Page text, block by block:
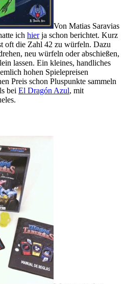
Von Matias Saravias
ich hierja schon berichtet. Kurz
oft die Zahl 42 zu würfeln. Dazu
neu würfeln oder abschießen,
lassen. Ein kleines, handliches
hohen Spielepreisen
Preis schon Pluspunkte sammeln
bei El Dragón Azul, mit